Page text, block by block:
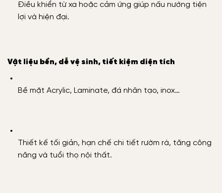
Điều khiển từ xa hoặc cảm ứng giúp nấu nướng tiện
lợi và hiện đại.
Vật liệu bền, dễ vệ sinh, tiết kiệm diện tích
Bề mặt Acrylic, Laminate, đá nhân tạo, inox…
Thiết kế tối giản, hạn chế chi tiết rườm rà, tăng công
năng và tuổi thọ nội thất.